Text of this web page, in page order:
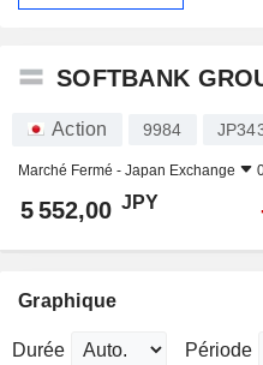
SOFTBANK
Action 9984
Marché Fermé - Japan Exchange
5 552,00 JPY
Graphique
Durée Période